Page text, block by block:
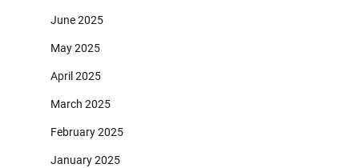
June 2025
May 2025
April 2025
March 2025
February 2025
January 2025